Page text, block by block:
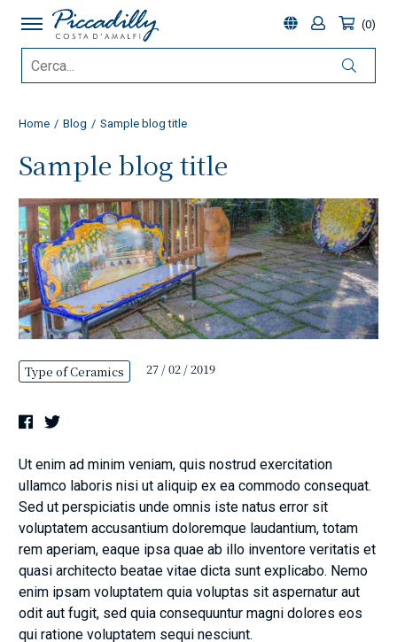
0
Home Blog Sample blog title
Sample blog title
Type of Ceramics 27 / 02 / 2019
Ut enim ad minim veniam, quis nostrud exercitation
ullamco laboris nisi ut aliquip ex ea commodo consequat.
Sed ut perspiciatis unde omnis iste natus error sit
voluptatem accusantium doloremque laudantium, totam
rem aperiam, eaque ipsa quae ab illo inventore veritatis et
quasi architecto beatae vitae dicta sunt explicabo. Nemo
enim ipsam voluptatem quia voluptas sit aspernatur aut
odit aut fugit, sed quia consequuntur magni dolores eos
qui ratione voluptatem sequi nesciunt.